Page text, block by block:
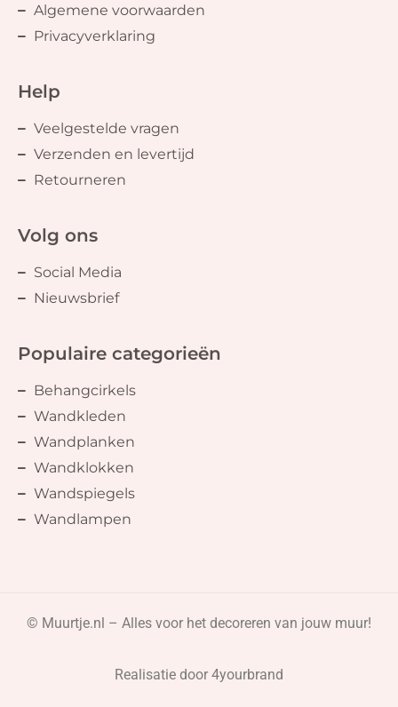
Algemene voorwaarden
Privacyverklaring
Help
Veelgestelde vragen
Verzenden en levertijd
Retourneren
Volg ons
Social Media
Nieuwsbrief
Populaire categorieën
Behangcirkels
Wandkleden
Wandplanken
Wandklokken
Wandspiegels
Wandlampen
© Muurtje.nl – Alles voor het decoreren van jouw muur!
Realisatie door 4yourbrand